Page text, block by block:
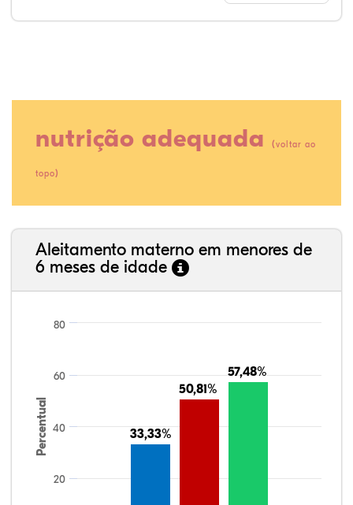
nutrição adequada (voltar ao
topo)
Aleitamento materno em menores de
6 meses de idade
Percentual 33,33%
33,33%
50,81%
50,81%
57,48%
57,48%
20
40
60
80
21,99%
1,89%
0,00%
69,50%
0,71%
5,91%
35,89%
3,62%
0,11%
52,11%
2,54%
5,72%